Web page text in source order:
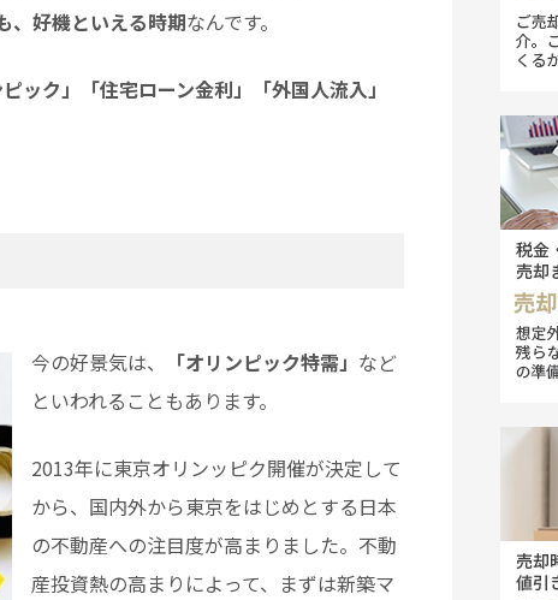
、好機といえる時期なんです。
ピック」「住宅ローン金利」「外国人流入」
今の好景気は、 「オリンピック特需」 など
といわれることもあります。
2013年に東京オリンッピク開催が決定して
から、国内外から東京をはじめとする日本
の不動産への注目度が高まりました。不動
産投資熱の高まりによって、まずは新築マ